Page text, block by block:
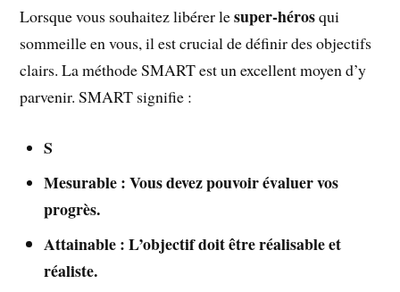
Lorsque vous souhaitez libérer lesuper-hérosqui
sommeille en vous, il est crucial de définir des objectifs
clairs. La méthode SMART est un excellent moyen d’y
parvenir. SMART signifie :
S
Mesurable : Vous devez pouvoir évaluer vos
progrès.
Attainable : L’objectif doit être réalisable et
réaliste.